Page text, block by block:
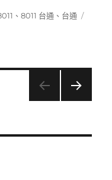
、8011 台通 、 台通